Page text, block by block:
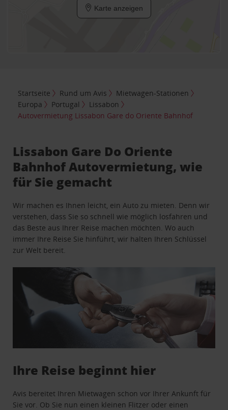
Karte anzeigen
Startseite Rund um Avis
Mietwagen-Stationen
Europa
Portugal
Lissabon
Autovermietung Lissabon Gare do Oriente Bahnhof
Lissabon Gare Do Oriente
Bahnhof Autovermietung, wie
für Sie gemacht
Wir machen es Ihnen leicht, ein Auto zu mieten. Denn wir
verstehen, dass Sie so schnell wie möglich losfahren und
das Beste aus Ihrer Reise machen möchten. Wo auch
immer Ihre Reise Sie hinführt, wir halten Ihren Schlüssel
zur Welt bereit.
Ihre Reise beginnt hier
Avis bereitet Ihren Mietwagen schon vor Ihrer Ankunft für
Sie vor. Ob Sie nun einen kleinen Flitzer oder einen